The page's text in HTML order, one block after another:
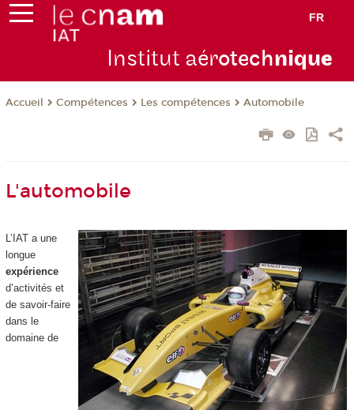
FR
Institut aérotechnique
Accueil Compétences Les compétences Automobile
L'automobile
L’IAT a une
longue
expérience
d’activités et
de savoir-faire
dans le
domaine de